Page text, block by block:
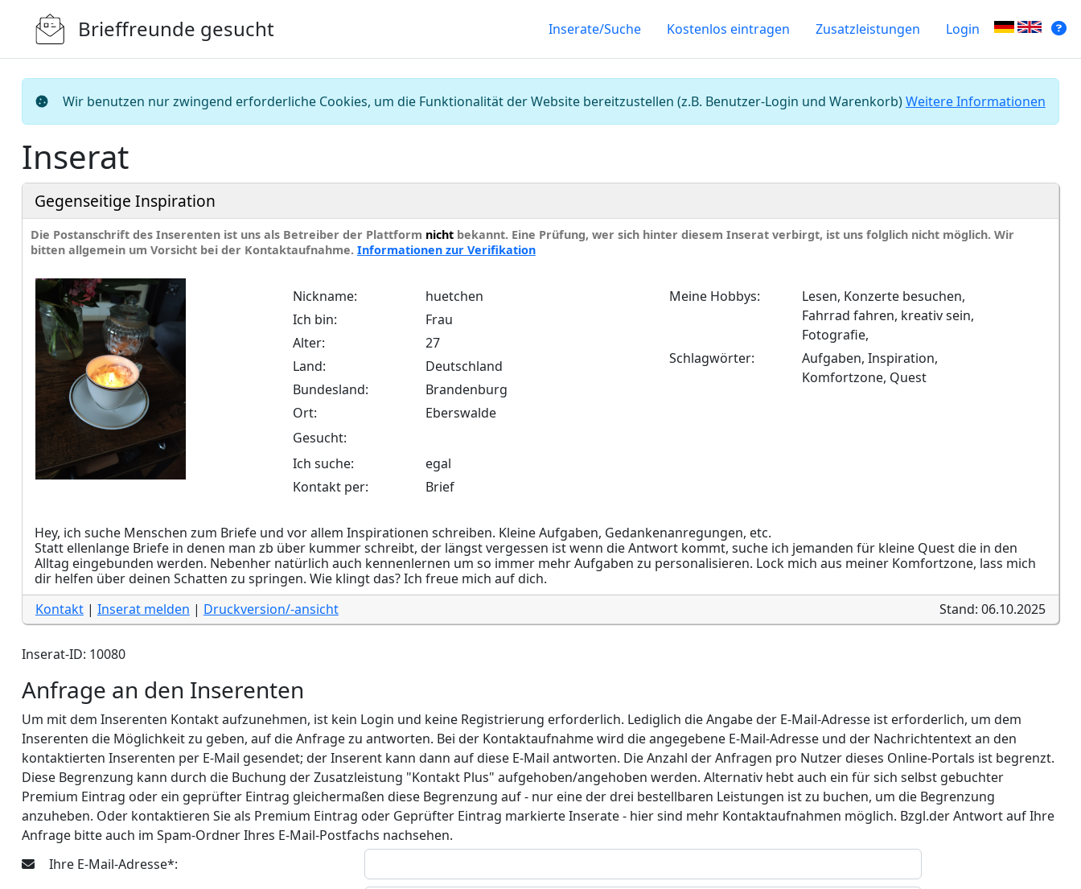
Brieffreunde gesucht Inserate/Suche Kostenlos eintragen Zusatzleistungen Login
Wir benutzen nur zwingend erforderliche Cookies, um die Funktionalität der Website bereitzustellen (z.B. Benutzer-Login und Warenkorb)Weitere Informationen
Inserat
Gegenseitige Inspiration
Die Postanschrift des Inserenten ist uns als Betreiber der Plattform nichtbekannt. Eine Prüfung, wer sich hinter diesem Inserat verbirgt, ist uns folglich nicht möglich. Wir
bitten allgemein um Vorsicht bei der Kontaktaufnahme. Informationen zur Verifikation
Nickname:
huetchen
Ich bin:
Frau
Alter:
27
Land:
Deutschland
Bundesland:
Brandenburg
Ort:
Eberswalde
Meine Hobbys:
Lesen, Konzerte besuchen,
Fahrrad fahren, kreativ sein,
Fotografie,
Schlagwörter:
Aufgaben, Inspiration,
Komfortzone, Quest
Gesucht:
Ich suche:
egal
Kontakt per:
Brief
Hey, ich suche Menschen zum Briefe und vor allem Inspirationen schreiben. Kleine Aufgaben, Gedankenanregungen, etc.
Statt ellenlange Briefe in denen man zb über kummer schreibt, der längst vergessen ist wenn die Antwort kommt, suche ich jemanden für kleine Quest die in den
Alltag eingebunden werden. Nebenher natürlich auch kennenlernen um so immer mehr Aufgaben zu personalisieren. Lock mich aus meiner Komfortzone, lass mich
dir helfen über deinen Schatten zu springen. Wie klingt das? Ich freue mich auf dich.
Kontakt| Inserat melden | Druckversion/-ansicht Stand: 06.10.2025
Inserat-ID: 10080
Anfrage an den Inserenten
Um mit dem Inserenten Kontakt aufzunehmen, ist kein Login und keine Registrierung erforderlich. Lediglich die Angabe der E-Mail-Adresse ist erforderlich, um dem
Inserenten die Möglichkeit zu geben, auf die Anfrage zu antworten. Bei der Kontaktaufnahme wird die angegebene E-Mail-Adresse und der Nachrichtentext an den
kontaktierten Inserenten per E-Mail gesendet; der Inserent kann dann auf diese E-Mail antworten. Die Anzahl der Anfragen pro Nutzer dieses Online-Portals ist begrenzt.
Diese Begrenzung kann durch die Buchung der Zusatzleistung "Kontakt Plus" aufgehoben/angehoben werden. Alternativ hebt auch ein für sich selbst gebuchter
Premium Eintrag oder ein geprüfter Eintrag gleichermaßen diese Begrenzung auf - nur eine der drei bestellbaren Leistungen ist zu buchen, um die Begrenzung
anzuheben. Oder kontaktieren Sie als Premium Eintrag oder Geprüfter Eintrag markierte Inserate - hier sind mehr Kontaktaufnahmen möglich. Bzgl.der Antwort auf Ihre
Anfrage bitte auch im Spam-Ordner Ihres E-Mail-Postfachs nachsehen.
Ihre E-Mail-Adresse*: